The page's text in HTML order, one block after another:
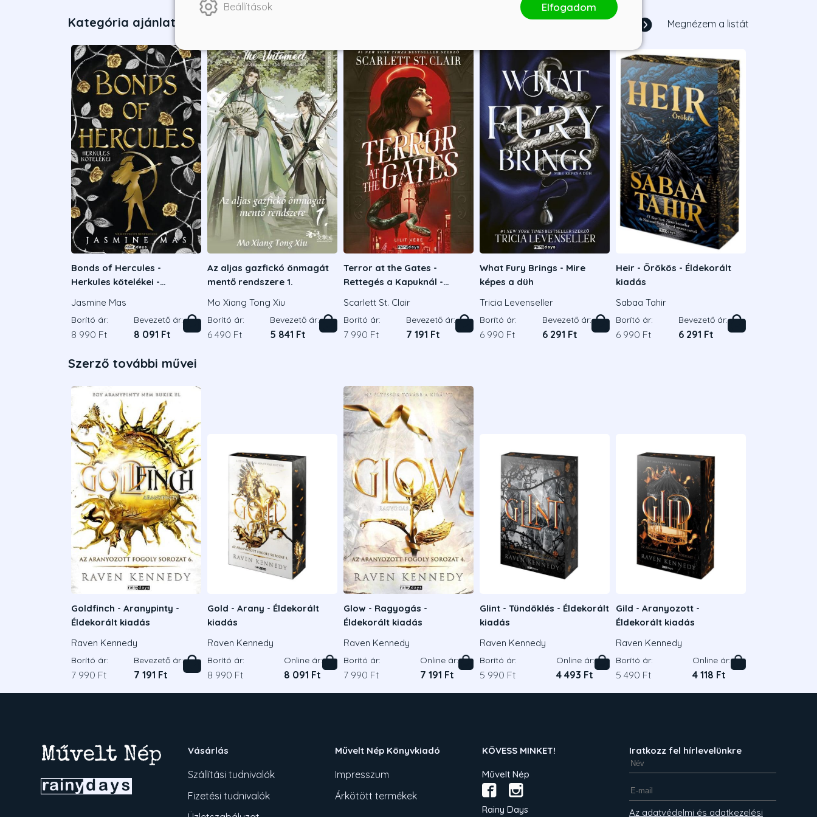
Kategória ajánlatai Megnézem a listát
Bonds of Hercules -
Herkules kötelékei -
Jasmine Mas
Borító ár:
8 990 Ft
Bevezető ár:
8 091 Ft
Az aljas gazfickó önmagát
mentő rendszere 1.
Mo Xiang Tong Xiu
Borító ár:
6 490 Ft
Bevezető ár:
5 841 Ft
Terror at the Gates -
Rettegés a Kapuknál -
Scarlett St. Clair
Borító ár:
7 990 Ft
Bevezető ár:
7 191 Ft
What Fury Brings - Mire
képes a düh
Tricia Levenseller
Borító ár:
6 990 Ft
Bevezető ár:
6 291 Ft
Heir - Örökös - Éldekorált
kiadás
Sabaa Tahir
Borító ár:
6 990 Ft
Bevezető ár:
6 291 Ft
Szerző további művei
Goldfinch - Aranypinty -
Éldekorált kiadás
Raven Kennedy
Borító ár:
7 990 Ft
Bevezető ár:
7 191 Ft
Gold - Arany - Éldekorált
kiadás
Raven Kennedy
Borító ár:
8 990 Ft
Online ár:
8 091 Ft
Glow - Ragyogás -
Éldekorált kiadás
Raven Kennedy
Borító ár:
7 990 Ft
Online ár:
7 191 Ft
Glint - Tündöklés - Éldekorált
kiadás
Raven Kennedy
Borító ár:
5 990 Ft
Online ár:
4 493 Ft
Gild - Aranyozott -
Éldekorált kiadás
Raven Kennedy
Borító ár:
5 490 Ft
Online ár:
4 118 Ft
Vásárlás
Szállítási tudnivalók
Fizetési tudnivalók
Művelt Nép Könyvkiadó
Impresszum
Árkötött termékek
KÖVESS MINKET!
Művelt Nép
Rainy Days
Iratkozz fel hírlevelünkre
Az adatvédelmi és adatkezelési
Beállítások Elfogadom